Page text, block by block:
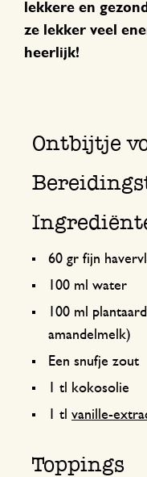
lekkere en
ze lekker veel
heerlijk!
Ontbijtje
60 gr fijn
100 ml water
100 ml
amandelmelk)
Een snufje zout
1 tl kokosolie
1 tl vanille-
Toppings